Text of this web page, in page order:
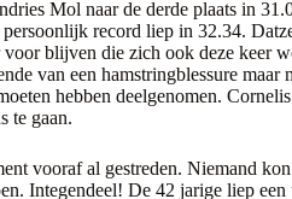
Mol naar de derde plaats in
record liep in 32.34.
blijven die zich ook deze keer
van een hamstringblessure
hebben deelgenomen.
te gaan.
vooraf al gestreden. Niemand
Integendeel! De 42 jarige liep